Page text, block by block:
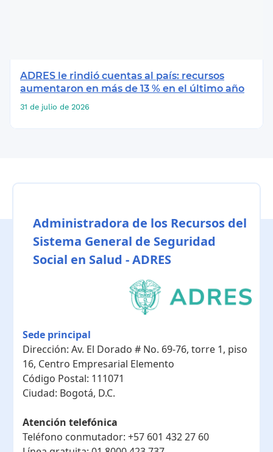
ADRES le rindió cuentas al país: recursos
aumentaron en más de 13 % en el último año
31 de julio de 2026
Administradora de los Recursos del
Sistema General de Seguridad
Social en Salud - ADRES
Sede principal
Dirección: Av. El Dorado # No. 69-76, torre 1, piso
16, Centro Empresarial Elemento
Código Postal: 111071
Ciudad: Bogotá, D.C.
Atención telefónica
Teléfono conmutador: +57 601 432 27 60